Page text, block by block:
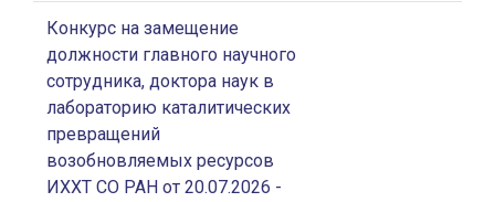
Конкурс на замещение
должности главного научного
сотрудника, доктора наук в
лабораторию каталитических
превращений
возобновляемых ресурсов
ИХХТ СО РАН от 20.07.2026 -